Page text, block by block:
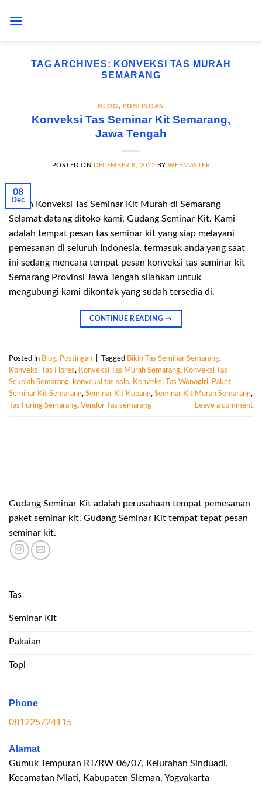
TAG ARCHIVES: KONVEKSI TAS MURAH
SEMARANG
BLOG, POSTINGAN
Konveksi Tas Seminar Kit Semarang,
Jawa Tengah
POSTED ON DECEMBER 8, 2022 BYWEBMASTER
08
Dec
Pesan Konveksi Tas Seminar Kit Murah di Semarang
Selamat datang ditoko kami, Gudang Seminar Kit. Kami
adalah tempat pesan tas seminar kit yang siap melayani
pemesanan di seluruh Indonesia, termasuk anda yang saat
ini sedang mencara tempat pesan konveksi tas seminar kit
Semarang Provinsi Jawa Tengah silahkan untuk
mengubungi kami dikontak yang sudah tersedia di.
CONTINUE READING→
Posted in Blog, Postingan Tagged Bikin Tas Seminar Semarang,
Konveksi Tas Flores, Konveksi Tas Murah Semarang, Konveksi Tas
Sekolah Semarang, konveksi tas solo, Konveksi Tas Wonogiri, Paket
Seminar Kit Semarang, Seminar Kit Kupang, Seminar Kit Murah Semarang,
Tas Furing Semarang, Vendor Tas semarang Leave a comment
Gudang Seminar Kit adalah perusahaan tempat pemesanan
paket seminar kit. Gudang Seminar Kit tempat tepat pesan
seminar kit.
Tas
Seminar Kit
Pakaian
Topi
Phone
081225724115
Alamat
Gumuk Tempuran RT/RW 06/07, Kelurahan Sinduadi,
Kecamatan Mlati, Kabupaten Sleman, Yogyakarta